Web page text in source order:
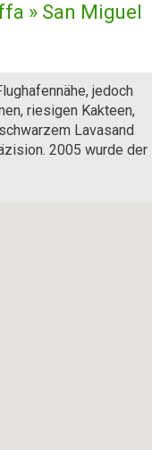
» San Miguel
jedoch
riesigen Kakteen,
Lavasand
2005 wurde der